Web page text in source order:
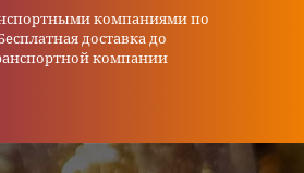
компаниями по
доставка до
компании